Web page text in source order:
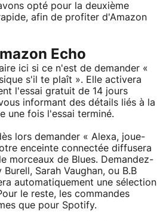
opté pour la deuxième
afin de profiter d'Amazon
Echo
ici si ce n'est de demander «
s'il te plaît ». Elle activera
l'essai gratuit de 14 jours
informant des détails liés à la
une fois l'essai terminé.
lors demander « Alexa, joue-
enceinte connectée diffusera
morceaux de Blues. Demandez-
Burell, Sarah Vaughan, ou B.B
automatiquement une sélection
le reste, les commandes
que pour Spotify.